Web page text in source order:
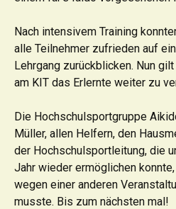
Nach intensivem Training
alle Teilnehmer zufrieden auf
Lehrgang zurückblicken. Nun
am KIT das Erlernte weiter zu
Die Hochschulsportgruppe
Müller, allen Helfern, den
der Hochschulsportleitung, die
Jahr wieder ermöglichen
wegen einer anderen
musste. Bis zum nächsten mal!